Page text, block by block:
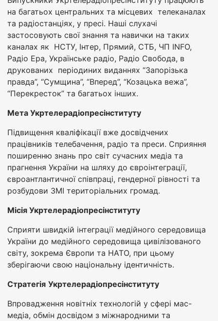
на багатьох центральних та місцевих телеканалах
та радіостанціях, у пресі. Наші слухачі
застосовують свої знання та навички на таких
каналах як НСТУ, Інтер, Прямий, СТБ, ЧП INFO,
Радіо Ера, Українське радіо, Радіо Свобода, в
друкованих періодиних виданнях “Запорізька
правда”, “Сумщина”, “Вперед”, “Козацька вежа”,
“Перекресток” та багатьох інших.
Мета Укртелерадіопресінституту
Підвищення кваліфікації вже досвідчених
працівників телебачення, радіо та преси. Сприяння
поширенню знань про світ сучасних медіа та
прагнення України на шляху до євроінтеграції,
євроантлантичної співпраці, гендерної рівності та
розбудови ЗМІ територіальних громад.
Місія Укртелерадіопресінституту
Сприяти швидкій інтеграції медійного середовища
України до медійного середовища цивілізованого
світу, зокрема Європи та НАТО, при цьому
зберігаючи свою національну ідентичність.
Стратегія Укртелерадіопресінституту
Впровадження новітніх технологій у сфері мас-
медіа, обмін досвідом з міжнародними та